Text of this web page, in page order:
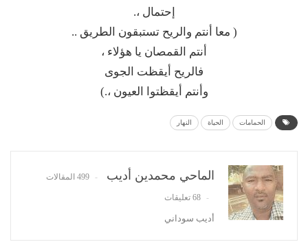
إحتمال ،.
( معا أنتم والريح تستبقون الطريق ..
أنتم القمصان يا هؤلاء ،
فالريح أيقظت الجوى
وأنتم أيقظتوا العيون ،.)
الحمامات الحياة النهار
الماحي محمدين أديب 499 المقالات
68 تعليقات
أديب سوداني